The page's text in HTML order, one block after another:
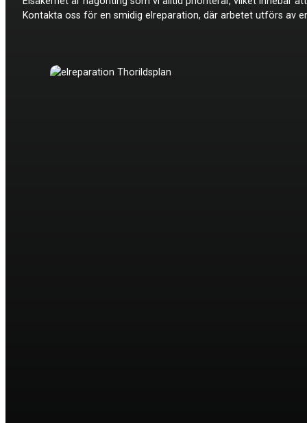
Kontakta oss för en smidig elreparation, där arbetet utförs av